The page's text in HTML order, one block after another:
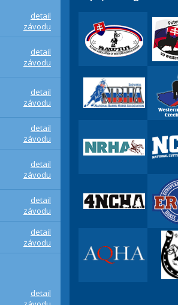
detail
závodu
detail
závodu
detail
závodu
detail
závodu
detail
závodu
detail
závodu
detail
závodu
detail